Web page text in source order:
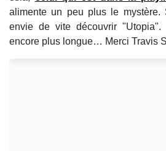
alimente un peu plus le mystère.
envie de vite découvrir "Utopia".
encore plus longue… Merci Travis